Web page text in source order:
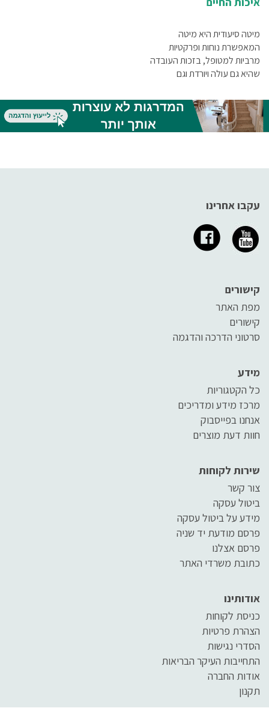
מיטה סיעודית היא מיטה
המאפשרת נוחות ופרקטיות
מרביות למטופל, בזכות העובדה
שהיא גם עולה ויורדת וגם
למגוון מצבי ישיבה ושכיבה
עקבו אחרינו
קישורים
מפת האתר
קישורים
סרטוני הדרכה והדגמה
מידע
כל הקטגוריות
מרכז מידע ומדריכים
אנחנו בפייסבוק
חוות דעת מוצרים
שירות לקוחות
צור קשר
ביטול עסקה
מידע על ביטול עסקה
פרסם מודעת יד שניה
פרסם אצלנו
כתובת משרדי האתר
אודותינו
כניסת לקוחות
הצהרת פרטיות
הסדרי נגישות
התחייבות העיקר הבריאות
אודות החברה
תקנון